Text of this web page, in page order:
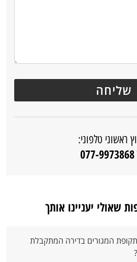
ראשוני טלפוני:
077-9973868
שאולי יעניינו אותך
המגורים בדירה המתקבלת